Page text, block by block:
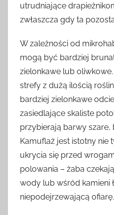
utrudniające
zwłaszcza gdy ta
W zależności od
mogą być bardziej
zielonkawe lub
strefy z dużą ilością
bardziej zielonkawe
zasiedlające skaliste
przybierają barwy szare,
Kamuflaż jest istotny nie
ukrycia się przed
polowania – żaba
wody lub wśród kamieni
niepodejrzewającą ofiarę.